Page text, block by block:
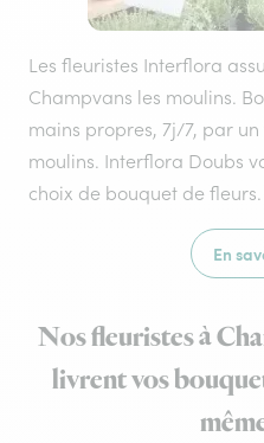
Les fleuristes Interflora
Champvans les moulins.
mains propres, 7j/7, par
moulins. Interflora Doubs
choix de bouquet de fleurs.
En
Nos fleuristes à
livrent vos